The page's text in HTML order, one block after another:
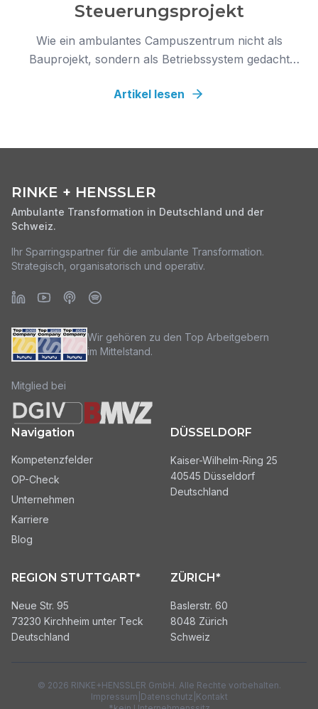
Steuerungsprojekt
Wie ein ambulantes Campuszentrum nicht als
Bauprojekt, sondern als Betriebssystem gedacht
bis zum Betreibermodell.
Artikel lesen
RINKE + HENSSLER
Ambulante Transformation in Deutschland und der
Schweiz.
Ihr Sparringspartner für die ambulante Transformation.
Strategisch, organisatorisch und operativ.
Wir gehören zu den Top Arbeitgebern
im Mittelstand.
Mitglied bei
Navigation
Kompetenzfelder
OP-Check
Unternehmen
Karriere
Blog
DÜSSELDORF
Kaiser-Wilhelm-Ring 25
40545 Düsseldorf
Deutschland
REGION STUTTGART*
Neue Str. 95
73230 Kirchheim unter Teck
Deutschland
ZÜRICH*
Baslerstr. 60
8048 Zürich
Schweiz
© 2026 RINKE+HENSSLER GmbH. Alle Rechte vorbehalten.
Impressum Datenschutz Kontakt